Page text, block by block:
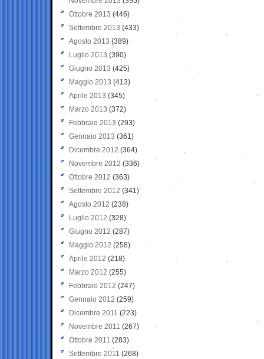
Ottobre 2013 (446)
Settembre 2013 (433)
Agosto 2013 (389)
Luglio 2013 (390)
Giugno 2013 (425)
Maggio 2013 (413)
Aprile 2013 (345)
Marzo 2013 (372)
Febbraio 2013 (293)
Gennaio 2013 (361)
Dicembre 2012 (364)
Novembre 2012 (336)
Ottobre 2012 (363)
Settembre 2012 (341)
Agosto 2012 (238)
Luglio 2012 (328)
Giugno 2012 (287)
Maggio 2012 (258)
Aprile 2012 (218)
Marzo 2012 (255)
Febbraio 2012 (247)
Gennaio 2012 (259)
Dicembre 2011 (223)
Novembre 2011 (267)
Ottobre 2011 (283)
Settembre 2011 (268)